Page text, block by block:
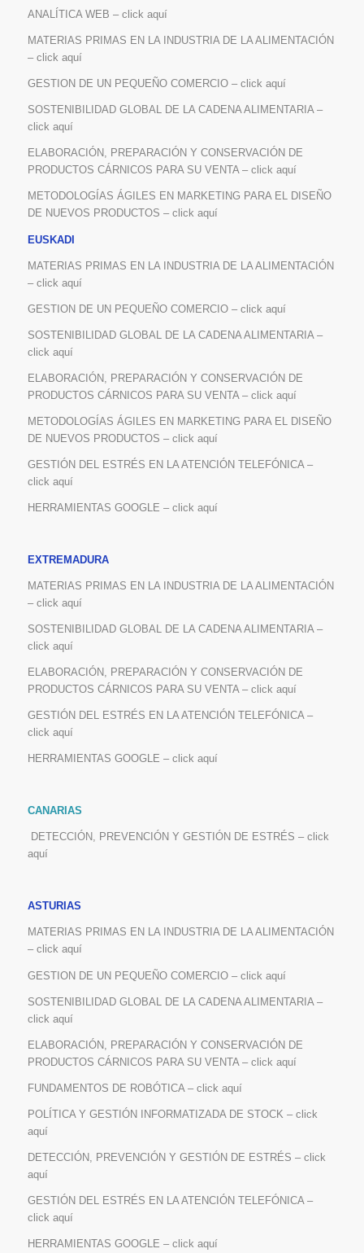
ANALÍTICA WEB – click aquí
MATERIAS PRIMAS EN LA INDUSTRIA DE LA ALIMENTACIÓN
– click aquí
GESTION DE UN PEQUEÑO COMERCIO – click aquí
SOSTENIBILIDAD GLOBAL DE LA CADENA ALIMENTARIA –
click aquí
ELABORACIÓN, PREPARACIÓN Y CONSERVACIÓN DE
PRODUCTOS CÁRNICOS PARA SU VENTA – click aquí
METODOLOGÍAS ÁGILES EN MARKETING PARA EL DISEÑO
DE NUEVOS PRODUCTOS – click aquí
EUSKADI
MATERIAS PRIMAS EN LA INDUSTRIA DE LA ALIMENTACIÓN
– click aquí
GESTION DE UN PEQUEÑO COMERCIO – click aquí
SOSTENIBILIDAD GLOBAL DE LA CADENA ALIMENTARIA –
click aquí
ELABORACIÓN, PREPARACIÓN Y CONSERVACIÓN DE
PRODUCTOS CÁRNICOS PARA SU VENTA – click aquí
METODOLOGÍAS ÁGILES EN MARKETING PARA EL DISEÑO
DE NUEVOS PRODUCTOS – click aquí
GESTIÓN DEL ESTRÉS EN LA ATENCIÓN TELEFÓNICA –
click aquí
HERRAMIENTAS GOOGLE – click aquí
EXTREMADURA
MATERIAS PRIMAS EN LA INDUSTRIA DE LA ALIMENTACIÓN
– click aquí
SOSTENIBILIDAD GLOBAL DE LA CADENA ALIMENTARIA –
click aquí
ELABORACIÓN, PREPARACIÓN Y CONSERVACIÓN DE
PRODUCTOS CÁRNICOS PARA SU VENTA – click aquí
GESTIÓN DEL ESTRÉS EN LA ATENCIÓN TELEFÓNICA –
click aquí
HERRAMIENTAS GOOGLE – click aquí
CANARIAS
DETECCIÓN, PREVENCIÓN Y GESTIÓN DE ESTRÉS – click
aquí
ASTURIAS
MATERIAS PRIMAS EN LA INDUSTRIA DE LA ALIMENTACIÓN
– click aquí
GESTION DE UN PEQUEÑO COMERCIO – click aquí
SOSTENIBILIDAD GLOBAL DE LA CADENA ALIMENTARIA –
click aquí
ELABORACIÓN, PREPARACIÓN Y CONSERVACIÓN DE
PRODUCTOS CÁRNICOS PARA SU VENTA – click aquí
FUNDAMENTOS DE ROBÓTICA – click aquí
POLÍTICA Y GESTIÓN INFORMATIZADA DE STOCK – click
aquí
DETECCIÓN, PREVENCIÓN Y GESTIÓN DE ESTRÉS – click
aquí
GESTIÓN DEL ESTRÉS EN LA ATENCIÓN TELEFÓNICA –
click aquí
HERRAMIENTAS GOOGLE – click aquí